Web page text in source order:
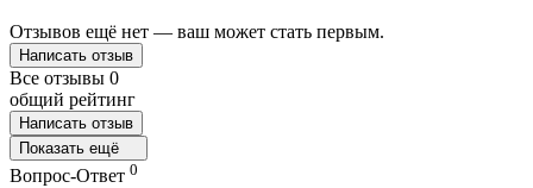
Отзывов ещё нет — ваш может стать первым.
Написать отзыв
Все отзывы 0
общий рейтинг
Написать отзыв
Показать ещё
Вопрос-Ответ 0